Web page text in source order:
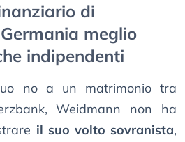
di
meglio
indipendenti
no a un matrimonio tra
Weidmann non ha
il suo volto sovranista,